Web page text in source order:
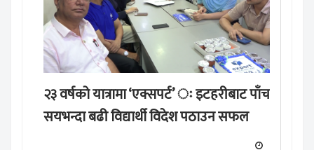
२३ वर्षको यात्रामा ‘एक्सपर्ट’ ः इटहरीबाट पाँच
सयभन्दा बढी विद्यार्थी विदेश पठाउन सफल